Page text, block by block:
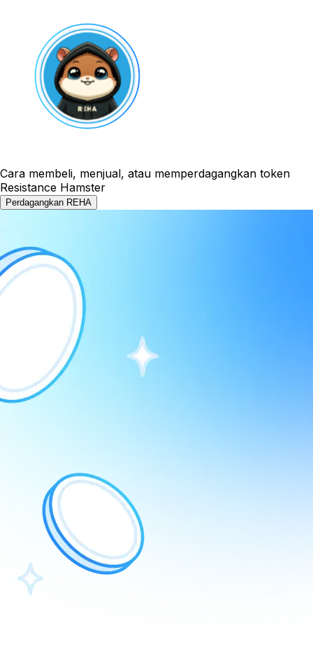
Cara membeli, menjual, atau memperdagangkan token
Resistance Hamster
Perdagangkan REHA